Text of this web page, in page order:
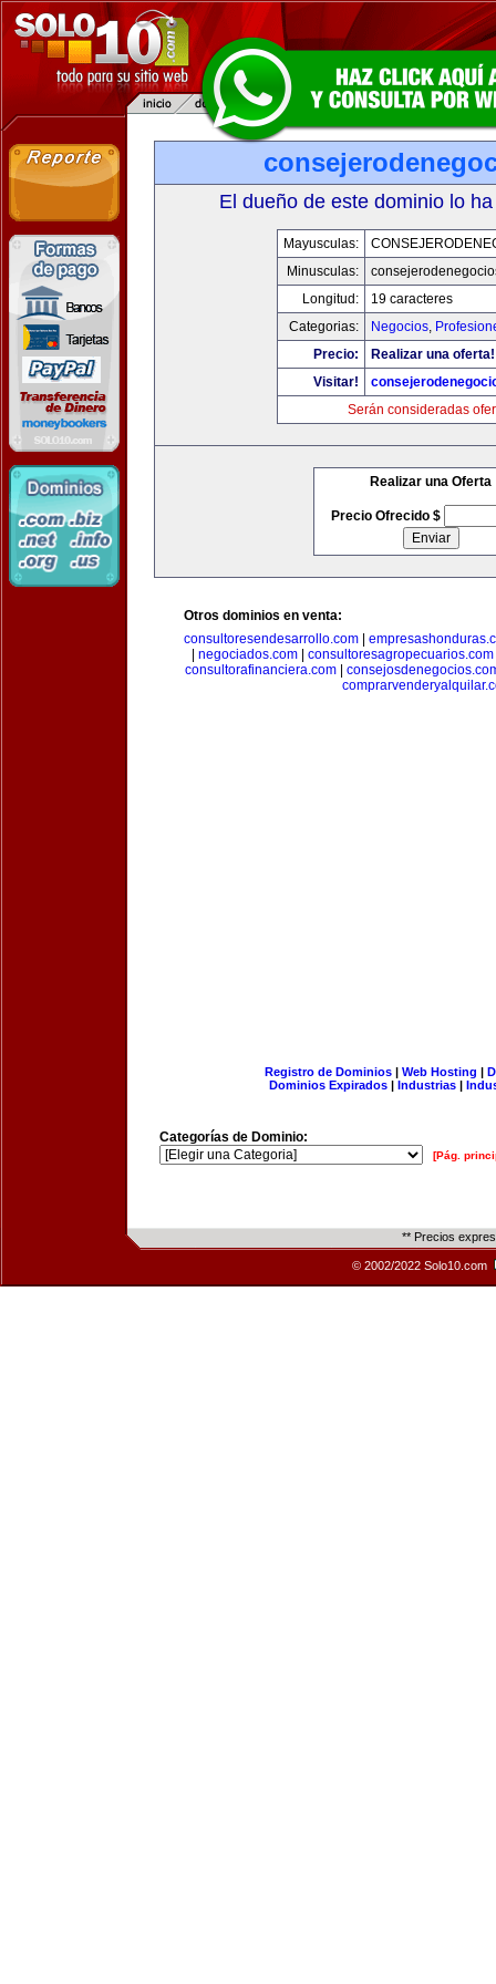
El dueño de este dominio lo
Mayusculas:
Minusculas:
Longitud:
19 caracteres
Categorias:
Negocios,
Precio:
Realizar una oferta!
Visitar!
Serán consideradas
Realizar una Oferta
Precio Ofrecido $
Otros dominios en venta:
consultoresendesarrollo.com
negociados.com consultoresagropecuarios.com
consultorafinanciera.com|
Registro de Dominios| Web Hosting |
Dominios Expirados | Industrias |
Categorías de Dominio:
[Pág.
** Precios
© 2002/2022 Solo10.com